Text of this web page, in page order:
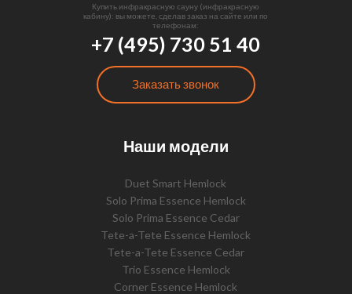
Купить инфракрасную сауну (инфракрасную
кабину): вы можете, сделав заказ на сайте или по
телефонам:
+7 (495) 730 51 40
Заказать звонок
Наши модели
Duet Smart Hemlock
Solo Prima Essence Hemlock
Solo Prima Essence Cedar
Tete-a-Tete Essence Hemlock
Tete-a-Tete Essence Cedar
Trio Essence Hemlock
Corner Essence Hemlock